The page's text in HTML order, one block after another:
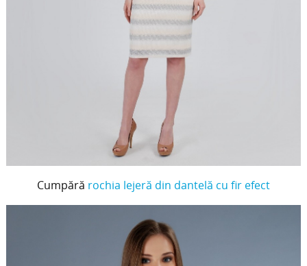
Cumpără rochia lejeră din dantelă cu fir efect